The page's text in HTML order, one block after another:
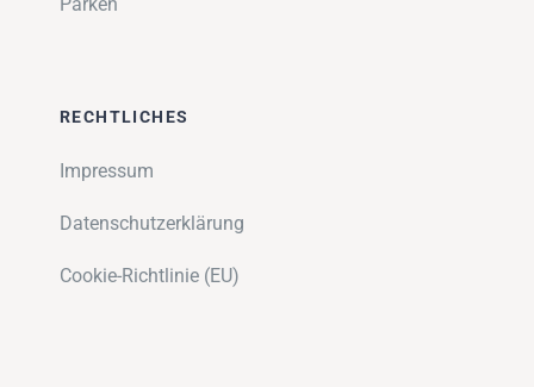
Parken
RECHTLICHES
Impressum
Datenschutzerklärung
Cookie-Richtlinie (EU)